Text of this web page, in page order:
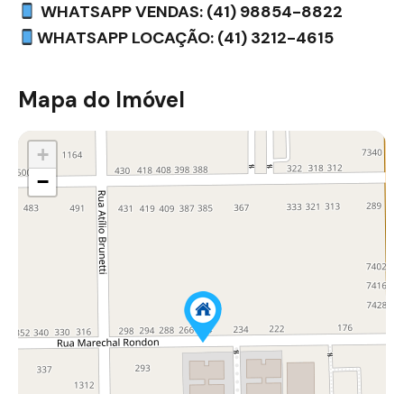
WHATSAPP VENDAS: (41) 98854-8822
WHATSAPP LOCAÇÃO: (41) 3212-4615
Mapa do Imóvel
+
−